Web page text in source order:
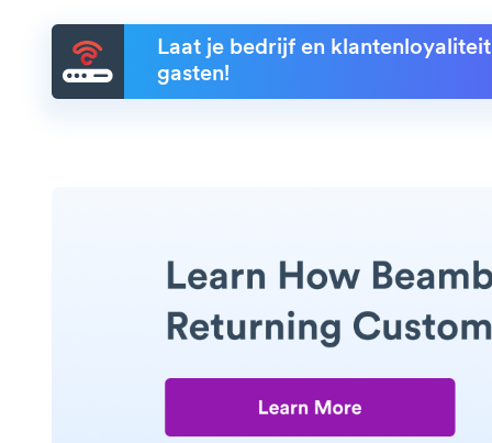
Laat je bedrijf en
gasten!